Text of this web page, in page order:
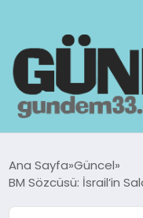
Ana Sayfa Güncel
BM Sözcüsü: İsrail’in